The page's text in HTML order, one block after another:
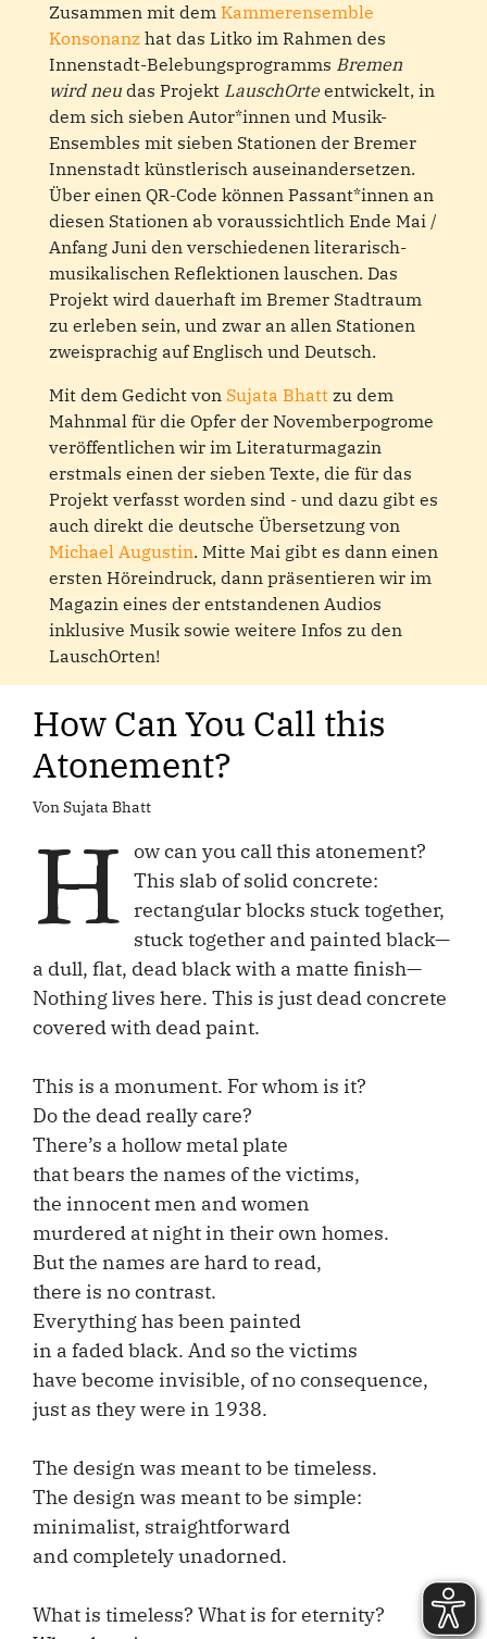
Zusammen mit dem Kammerensemble
Konsonanz hat das Litko im Rahmen des
Innenstadt-Belebungsprogramms Bremen
wird neu das Projekt LauschOrteentwickelt, in
dem sich sieben Autor*innen und Musik-
Ensembles mit sieben Stationen der Bremer
Innenstadt künstlerisch auseinandersetzen.
Über einen QR-Code können Passant*innen an
diesen Stationen ab voraussichtlich Ende Mai /
Anfang Juni den verschiedenen literarisch-
musikalischen Reflektionen lauschen. Das
Projekt wird dauerhaft im Bremer Stadtraum
zu erleben sein, und zwar an allen Stationen
zweisprachig auf Englisch und Deutsch.
Mit dem Gedicht von Sujata Bhatt zu dem
Mahnmal für die Opfer der Novemberpogrome
veröffentlichen wir im Literaturmagazin
erstmals einen der sieben Texte, die für das
Projekt verfasst worden sind - und dazu gibt es
auch direkt die deutsche Übersetzung von
Michael Augustin. Mitte Mai gibt es dann einen
ersten Höreindruck, dann präsentieren wir im
Magazin eines der entstandenen Audios
inklusive Musik sowie weitere Infos zu den
LauschOrten!
How Can You Call this
Atonement?
Von Sujata Bhatt
H ow can you call this atonement?
This slab of solid concrete:
rectangular blocks stuck together,
stuck together and painted black—
a dull, flat, dead black with a matte finish—
Nothing lives here. This is just dead concrete
covered with dead paint.
This is a monument. For whom is it?
Do the dead really care?
There’s a hollow metal plate
that bears the names of the victims,
the innocent men and women
murdered at night in their own homes.
But the names are hard to read,
there is no contrast.
Everything has been painted
in a faded black. And so the victims
have become invisible, of no consequence,
just as they were in 1938.
The design was meant to be timeless.
The design was meant to be simple:
minimalist, straightforward
and completely unadorned.
What is timeless? What is for eternity?